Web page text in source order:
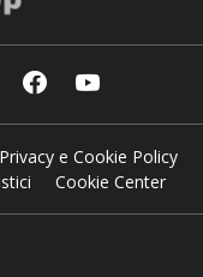
Privacy e Cookie Policy
Cookie Center